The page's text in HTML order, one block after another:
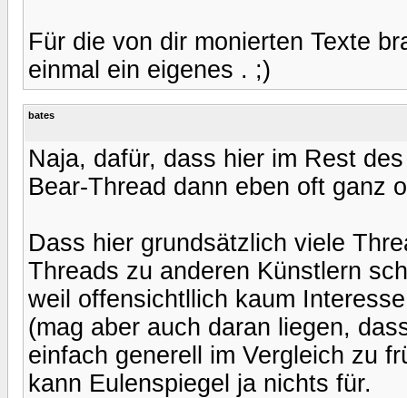
Für die von dir monierten Texte
einmal ein eigenes . ;)
bates
Naja, dafür, dass hier im Rest
Bear-Thread dann eben oft ganz
Dass hier grundsätzlich viele
Threads zu anderen Künstlern
weil offensichtllich kaum
(mag aber auch daran liegen,
einfach generell im Vergleich zu
kann Eulenspiegel ja nichts für.